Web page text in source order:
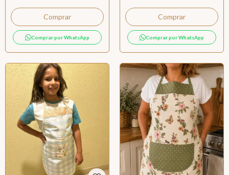
Comprar
Comprar por WhatsApp Comprar por WhatsApp